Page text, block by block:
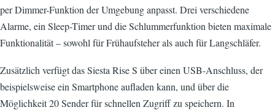
per Dimmer-Funktion der Umgebung anpasst. Drei verschiedene
Alarme, ein Sleep-Timer und die Schlummerfunktion bieten maximale
Funktionalität – sowohl für Frühaufsteher als auch für Langschläfer.
Zusätzlich verfügt das Siesta Rise S über einen USB-Anschluss, der
beispielsweise ein Smartphone aufladen kann, und über die
Möglichkeit 20 Sender für schnellen Zugriff zu speichern. In